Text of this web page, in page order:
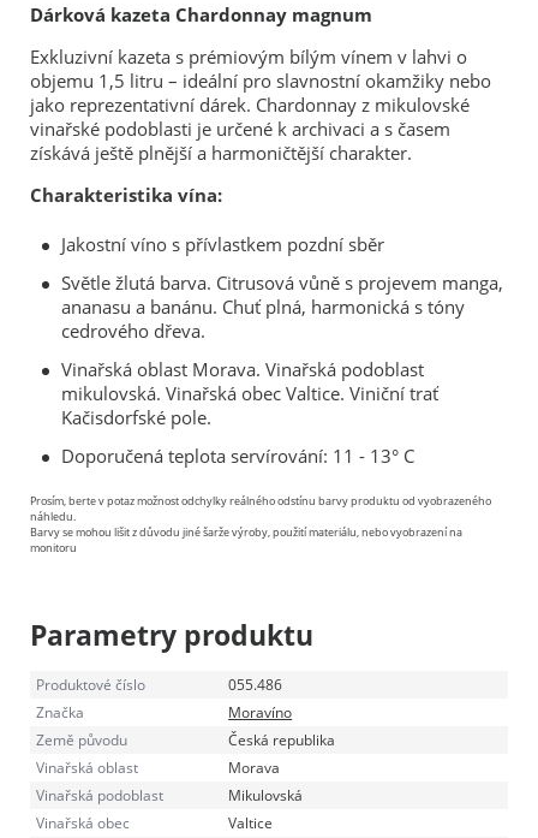
Dárková kazeta Chardonnay magnum
Exkluzivní kazeta s prémiovým bílým vínem v lahvi o
objemu 1,5 litru – ideální pro slavnostní okamžiky nebo
jako reprezentativní dárek. Chardonnay z mikulovské
vinařské podoblasti je určené k archivaci a s časem
získává ještě plnější a harmoničtější charakter.
Charakteristika vína:
Jakostní víno s přívlastkem pozdní sběr
Světle žlutá barva. Citrusová vůně s projevem manga,
ananasu a banánu. Chuť plná, harmonická s tóny
cedrového dřeva.
Vinařská oblast Morava. Vinařská podoblast
mikulovská. Vinařská obec Valtice. Viniční trať
Kačisdorfské pole.
Doporučená teplota servírování: 11 - 13° C
Prosím, berte v potaz možnost odchylky reálného odstínu barvy produktu od vyobrazeného
náhledu.
Barvy se mohou lišit z důvodu jiné šarže výroby, použití materiálu, nebo vyobrazení na
monitoru
Parametry produktu
Produktové číslo
055.486
Značka
Moravíno
Země původu
Česká republika
Vinařská oblast
Morava
Vinařská podoblast
Mikulovská
Vinařská obec
Valtice